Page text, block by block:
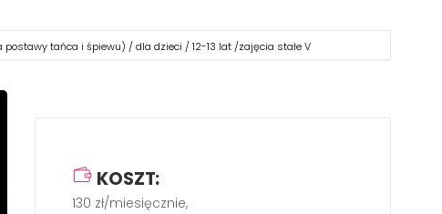
tańca i śpiewu) / dla dzieci / 12-13 lat /zajęcia stałe V
KOSZT:
130 zł/miesięcznie,